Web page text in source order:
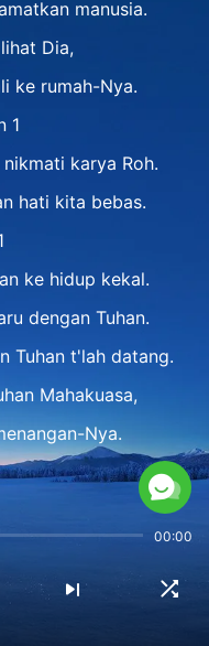
manusia.
Dia,
ke rumah-Nya.
1
karya Roh.
hati kita bebas.
ke hidup kekal.
dengan Tuhan.
Tuhan t'lah datang.
Mahakuasa,
Nya.
kita 'tuk Dia.
00:00